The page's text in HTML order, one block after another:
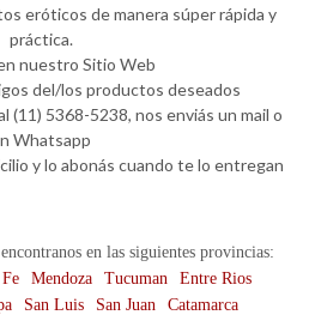
eróticos de manera súper rápida y
práctica.
nuestro Sitio Web
del/los productos deseados
(11) 5368-5238, nos enviás un mail o
Whatsapp
y lo abonás cuando te lo entregan
en las siguientes provincias:
Mendoza Tucuman
Entre Rios
San Luis San Juan
Catamarca